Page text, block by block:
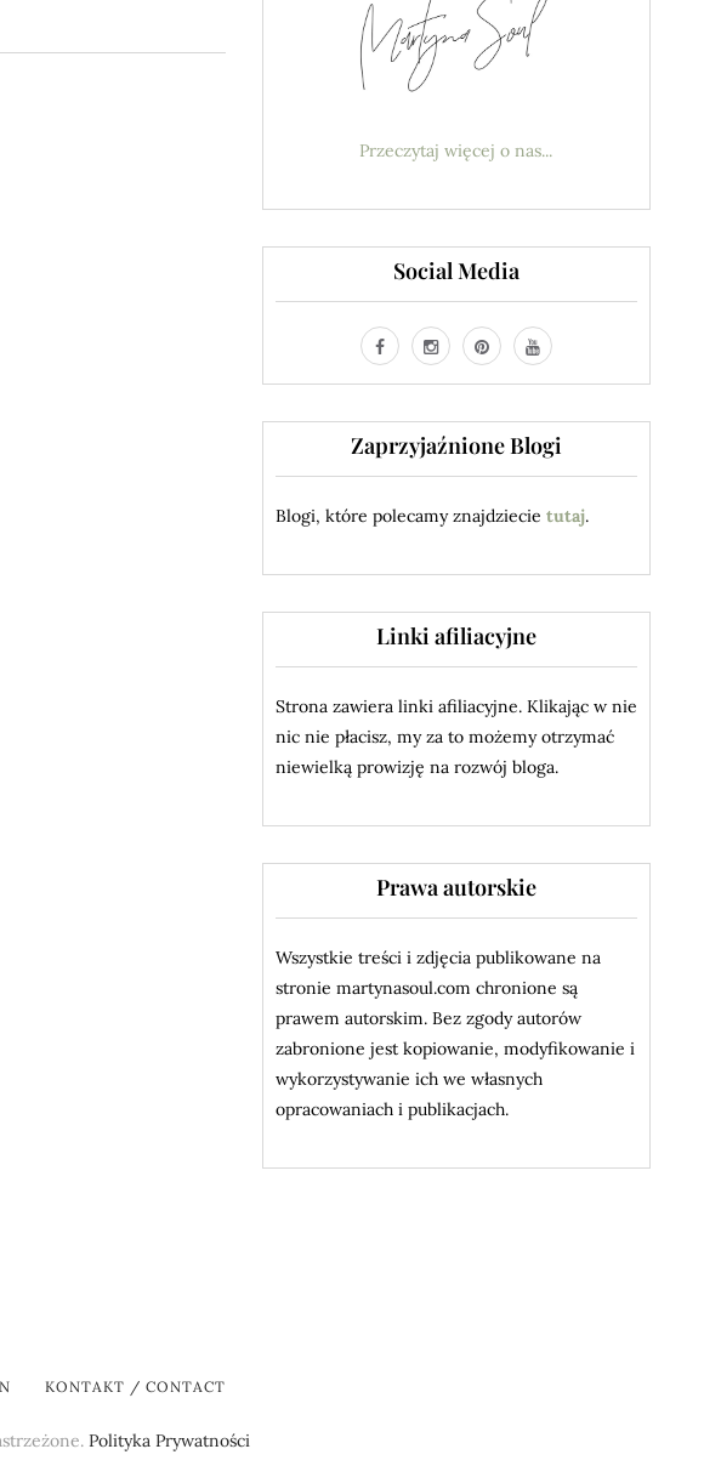
Przeczytaj więcej o nas...
Social Media
Zaprzyjaźnione Blogi
Blogi, które polecamy znajdziecie tutaj.
Linki afiliacyjne
Strona zawiera linki afiliacyjne. Klikając w nie
nic nie płacisz, my za to możemy otrzymać
niewielką prowizję na rozwój bloga.
Prawa autorskie
Wszystkie treści i zdjęcia publikowane na
stronie martynasoul.com chronione są
prawem autorskim. Bez zgody autorów
zabronione jest kopiowanie, modyfikowanie i
wykorzystywanie ich we własnych
opracowaniach i publikacjach.
KONTAKT / CONTACT
Polityka Prywatności